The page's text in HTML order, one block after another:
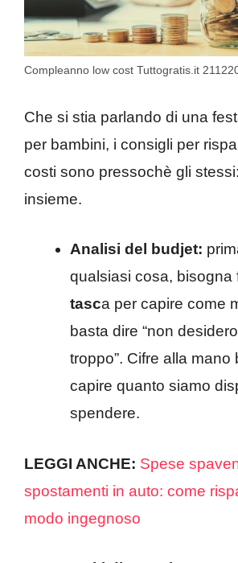
Compleanno low cost Tuttogratis.it
Che si stia parlando di una
per bambini, i consigli per
costi sono pressochè gli
insieme.
Analisi del budjet:
qualsiasi cosa, bisogna
tasca per capire come
basta dire “non
troppo”. Cifre alla mano
capire quanto siamo
spendere.
LEGGI ANCHE: Spese
spostamenti in auto: come
modo ingegnoso